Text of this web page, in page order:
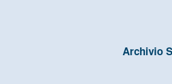
Archivio